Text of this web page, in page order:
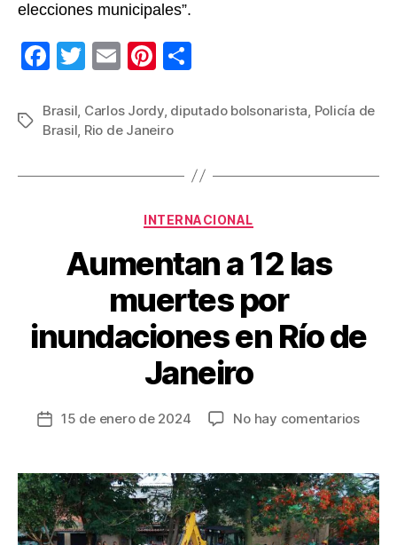
elecciones municipales”.
F
c
e
b
T
tt
er
E
ail
Pi
er
e
st
m
ar
Etiquetas
Brasil, Carlos Jordy, diputado bolsonarista, Policía de
Brasil, Rio de Janeiro
Categorías
INTERNACIONAL
Aumentan a 12 las
muertes por
inundaciones en Río de
Janeiro
Fecha
entrada
15 de enero de 2024 No hay comentariosen
12
las
por